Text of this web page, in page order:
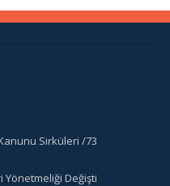
Sirküleri /73
Yönetmeliği Değişti